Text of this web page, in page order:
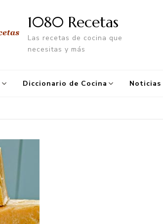
1080 Recetas
Las recetas de cocina que
necesitas y más
Diccionario de Cocina Noticias